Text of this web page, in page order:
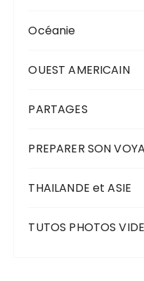
Océanie
OUEST AMERICAIN
PARTAGES
PREPARER SON
THAILANDE et ASIE
TUTOS PHOTOS